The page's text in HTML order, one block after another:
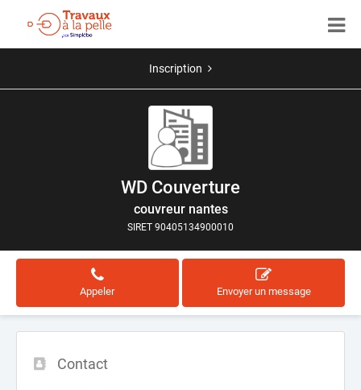
Inscription
WD Couverture
couvreur nantes
SIRET 90405134900010
Appeler Envoyer un message
Contact